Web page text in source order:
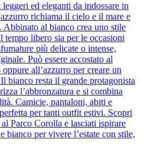
ed eleganti da indossare in
richiama il cielo e il mare e
Abbinato al bianco crea uno stile
libero sia per le occasioni
più delicate o intense,
Può essere accostato al
all’azzurro per creare un
bianco resta il grande protagonista
l’abbronzatura e si combina
Camicie, pantaloni, abiti e
per tanti outfit estivi. Scopri
Parco Corolla e lasciati ispirare
bianco per vivere l’estate con stile,